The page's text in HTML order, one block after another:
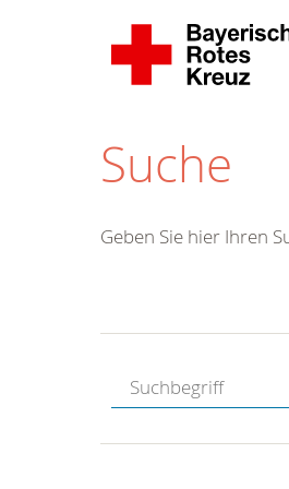
Suche
Geben Sie hier Ihren